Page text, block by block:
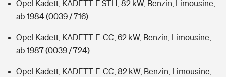
Opel Kadett, KADETT-E STH, 82 kW, Benzin, Limousine,
ab 1984(0039 / 716)
Opel Kadett, KADETT-E-CC, 62 kW, Benzin, Limousine,
ab 1987(0039 / 724)
Opel Kadett, KADETT-E-CC, 82 kW, Benzin, Limousine,